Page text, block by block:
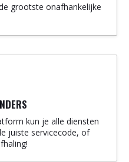
grootste onafhankelijke
kun je alle diensten
juiste servicecode, of